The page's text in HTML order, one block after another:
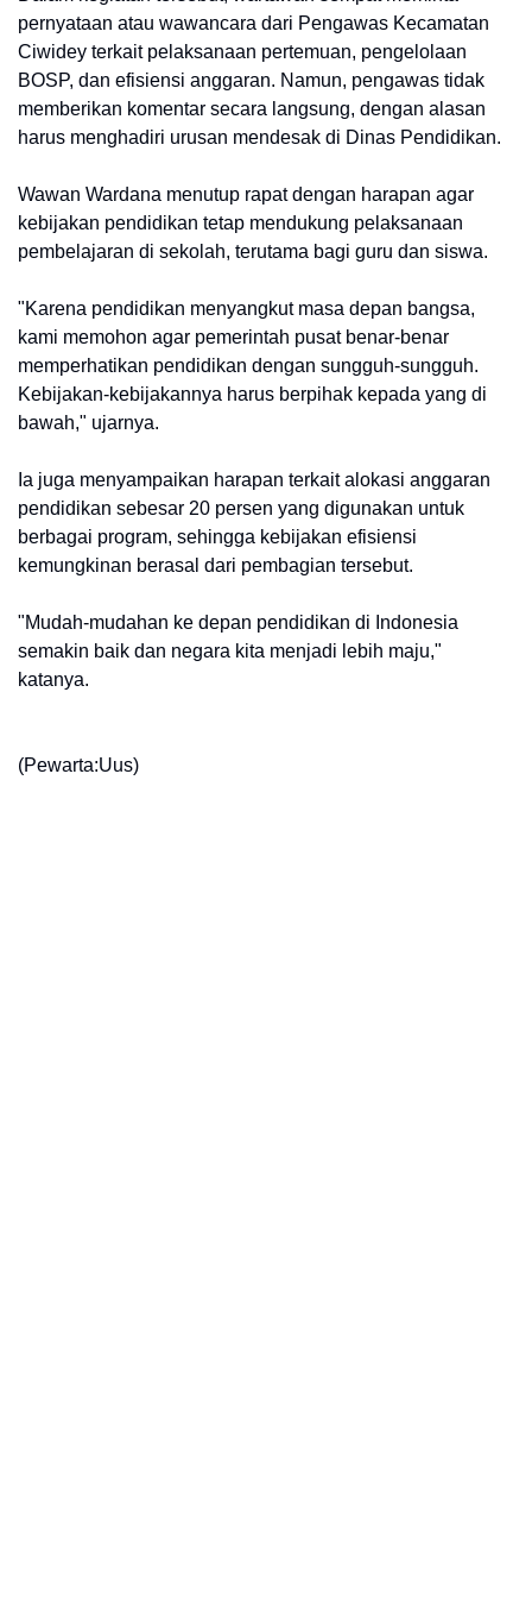
pernyataan atau wawancara dari Pengawas Kecamatan
Ciwidey terkait pelaksanaan pertemuan, pengelolaan
BOSP, dan efisiensi anggaran. Namun, pengawas tidak
memberikan komentar secara langsung, dengan alasan
harus menghadiri urusan mendesak di Dinas Pendidikan.
Wawan Wardana menutup rapat dengan harapan agar
kebijakan pendidikan tetap mendukung pelaksanaan
pembelajaran di sekolah, terutama bagi guru dan siswa.
"Karena pendidikan menyangkut masa depan bangsa,
kami memohon agar pemerintah pusat benar-benar
memperhatikan pendidikan dengan sungguh-sungguh.
Kebijakan-kebijakannya harus berpihak kepada yang di
bawah," ujarnya.
Ia juga menyampaikan harapan terkait alokasi anggaran
pendidikan sebesar 20 persen yang digunakan untuk
berbagai program, sehingga kebijakan efisiensi
kemungkinan berasal dari pembagian tersebut.
"Mudah-mudahan ke depan pendidikan di Indonesia
semakin baik dan negara kita menjadi lebih maju,"
katanya.
(Pewarta:Uus)